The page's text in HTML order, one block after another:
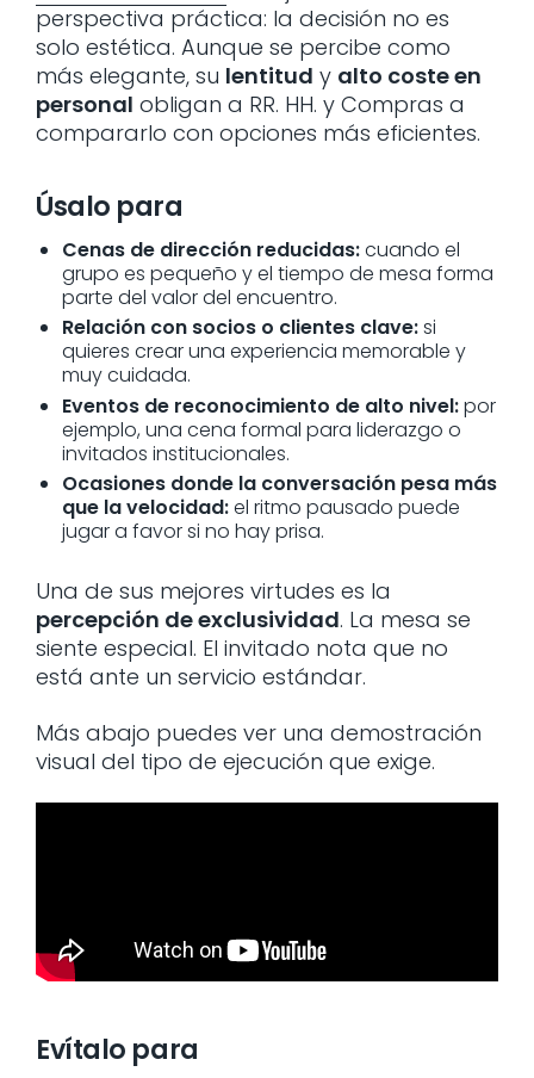
perspectiva práctica: la decisión no es
solo estética. Aunque se percibe como
más elegante, su lentitud y alto coste en
personal obligan a RR. HH. y Compras a
compararlo con opciones más eficientes.
Úsalo para
Cenas de dirección reducidas:cuando el
grupo es pequeño y el tiempo de mesa forma
parte del valor del encuentro.
Relación con socios o clientes clave:si
quieres crear una experiencia memorable y
muy cuidada.
Eventos de reconocimiento de alto nivel:por
ejemplo, una cena formal para liderazgo o
invitados institucionales.
Ocasiones donde la conversación pesa más
que la velocidad:el ritmo pausado puede
jugar a favor si no hay prisa.
Una de sus mejores virtudes es la
percepción de exclusividad. La mesa se
siente especial. El invitado nota que no
está ante un servicio estándar.
Más abajo puedes ver una demostración
visual del tipo de ejecución que exige.
Evítalo para